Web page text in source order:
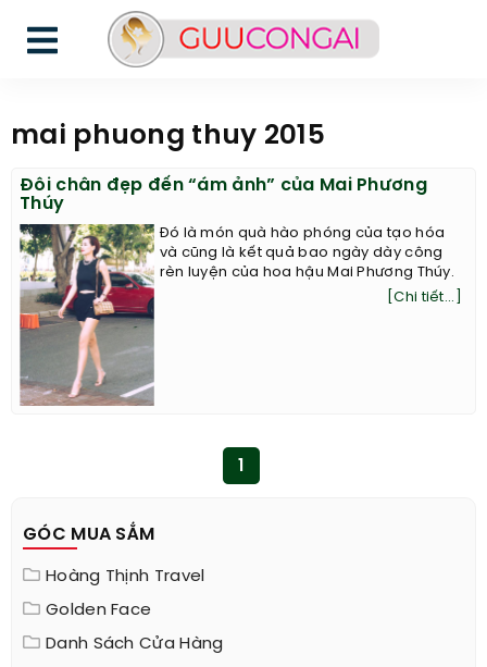
mai phuong thuy 2015
Đôi chân đẹp đến “ám ảnh” của Mai Phương
Thúy
Đó là món quà hào phóng của tạo hóa
và cũng là kết quả bao ngày dày công
rèn luyện của hoa hậu Mai Phương Thúy.
[Chi tiết...]
1
GÓC MUA SẮM
Hoàng Thịnh Travel
Golden Face
Danh Sách Cửa Hàng